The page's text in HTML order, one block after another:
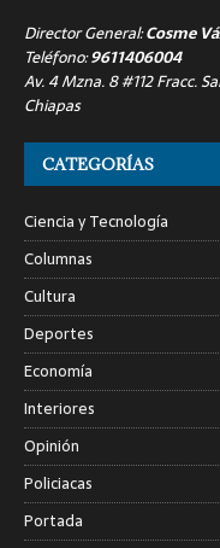
Director General:Cosme
Teléfono:9611406004
Av. 4 Mzna. 8 #112 Fracc.
Chiapas
CATEGORÍAS
Ciencia y Tecnología
Columnas
Cultura
Deportes
Economía
Interiores
Opinión
Policiacas
Portada